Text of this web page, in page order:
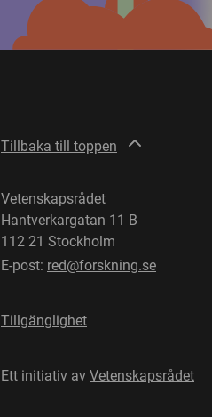
Tillbaka till toppen
Vetenskapsrådet
Hantverkargatan 11 B
112 21 Stockholm
E-post: red@forskning.se
Tillgänglighet
Ett initiativ av Vetenskapsrådet